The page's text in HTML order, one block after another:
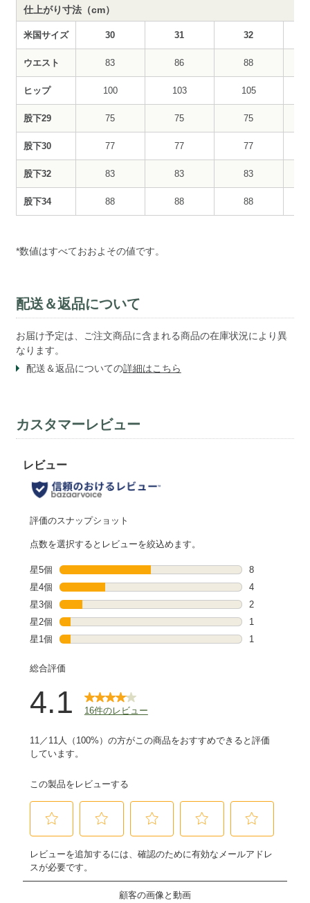
仕上がり寸法（cm）
米国サイズ 30 31 32
ウエスト 83 86 88
ヒップ 100 103 105
股下29 75 75 75
股下30 77 77 77
股下32 83 83 83
股下34 88 88 88
*数値はすべておおよその値です。
配送＆返品について
お届け予定は、ご注文商品に含まれる商品の在庫状況により異
なります。
配送＆返品についての詳細はこちら
カスタマーレビュー